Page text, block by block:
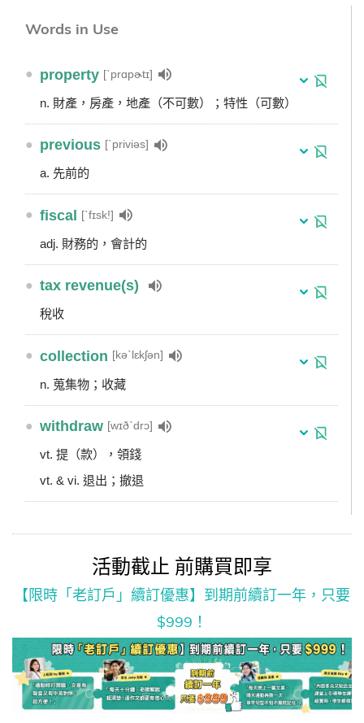
Words in Use
● property [ˋprɑpɚtɪ]
n. 財產，房產，地產（不可數）；特性（可數）
● previous [ˋpriviəs]
a. 先前的
● fiscal [ˋfɪsk!]
adj. 財務的，會計的
● tax revenue(s)
稅收
● collection [kəˋlɛkʃən]
n. 蒐集物；收藏
● withdraw [wɪðˋdrɔ]
vt. 提（款），領錢
vt. & vi. 退出；撤退
活動截止 前購買即享
【限時「老訂戶」續訂優惠】到期前續訂一年，只要
$999！